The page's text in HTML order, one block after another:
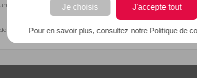
Je choisis J'accepte tout
Pour en savoir plus, consultez notre Politique de
le remplacer et de nouveau vous en servir.
EAN : 3251430771863